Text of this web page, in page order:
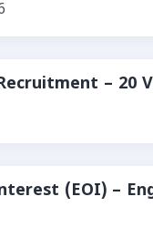
– 20
(EOI) –